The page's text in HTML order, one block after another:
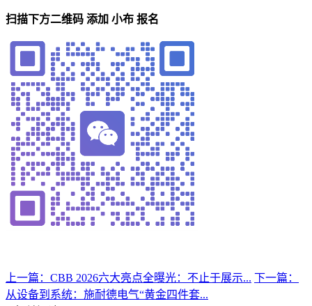
扫描下方二维码 添加 小布 报名
上一篇：CBB 2026六大亮点全曝光：不止于展示... 下一篇：
从设备到系统：施耐德电气“黄金四件套...